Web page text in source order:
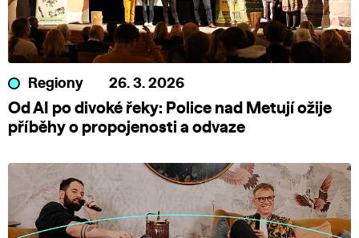
Regiony 26. 3. 2026
Od AI po divoké řeky: Police nad Metují ožije
příběhy o propojenosti a odvaze